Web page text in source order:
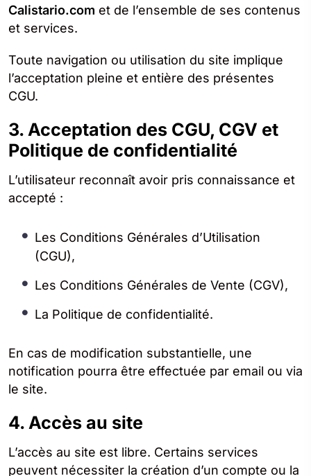
Calistario.com et de l’ensemble de ses contenus
et services.
Toute navigation ou utilisation du site implique
l’acceptation pleine et entière des présentes
CGU.
3. Acceptation des CGU, CGV et
Politique de confidentialité
L’utilisateur reconnaît avoir pris connaissance et
accepté :
Les Conditions Générales d’Utilisation
(CGU),
Les Conditions Générales de Vente (CGV),
La Politique de confidentialité.
En cas de modification substantielle, une
notification pourra être effectuée par email ou via
le site.
4. Accès au site
L’accès au site est libre. Certains services
peuvent nécessiter la création d’un compte ou la